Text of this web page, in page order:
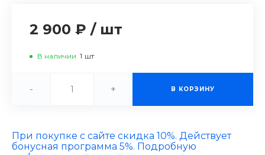
2 900 ₽ / шт
В наличии 1 шт
- + В КОРЗИНУ
При покупке с сайте скидка 10%. Действует
бонусная программа 5%. Подробную